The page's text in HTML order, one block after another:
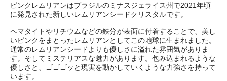
ピンクレムリアンはブラジルのミナスジェライス州で2021年頃
に発見された新しいレムリアンシードクリスタルです。
ヘマタイトやリチウムなどの鉄分が表面に付着することで、美し
いピンクをまとったレムリアンとしてこの地球に生まれました。
通常のレムリアンシードよりも優しさに溢れた雰囲気がありま
す。そしてミステリアスな魅力があります。包み込まれるような
優しさと、ゴゴゴッと現実を動かしていくような力強さを持って
います。